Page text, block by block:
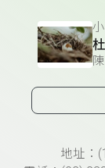
頁尾資訊地址：